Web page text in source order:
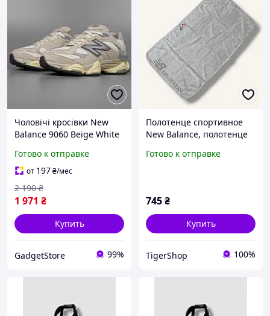
Чоловічі кросівки New
Balance 9060 Beige White
Готово к отправке
от 197₴/мес
1 971 ₴
2 190 ₴
Купить
GadgetStore 99%
Полотенце спортивное
New Balance, полотенце
для спорта, полотенце
Готово к отправке
745₴
Купить
TigerShop 100%